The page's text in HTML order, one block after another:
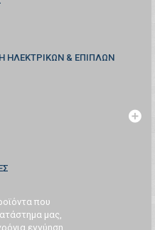
ΗΛΕΚΤΡΙΚΩΝ & ΕΠΙΠΛΩΝ
που
μας,
εγγύηση...